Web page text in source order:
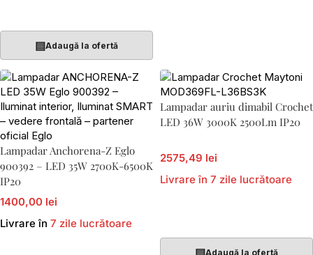
▤Adaugă la ofertă
Lampadar Anchorena-Z Eglo
900392 – LED 35W 2700K-6500K
IP20
1400,00 lei
Livrare în 7 zile lucrătoare
Lampadar auriu dimabil Crochet
LED 36W 3000K 2500Lm IP20
2575,49 lei
Livrare în 7 zile lucrătoare
▤Adaugă la ofertă